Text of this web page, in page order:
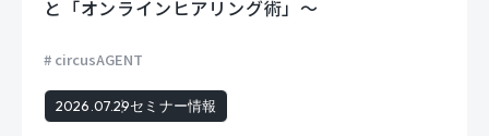
と「オンラインヒアリング術」〜
circusAGENT
2026.07.29セミナー情報